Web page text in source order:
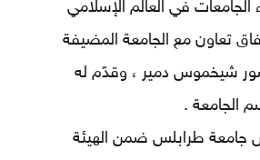
في العالم الإسلامي
تعاون مع الجامعة المضيفة
شيخموس دمير ، وقدّم له
الجامعة .
جامعة طرابلس ضمن الهيئة